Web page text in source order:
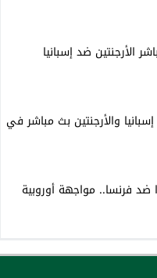
الأرجنتين ضد إسبانيا
والأرجنتين بث مباشر في
ضد فرنسا.. مواجهة أوروبية